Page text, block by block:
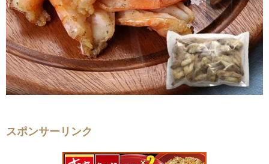
スポンサーリンク